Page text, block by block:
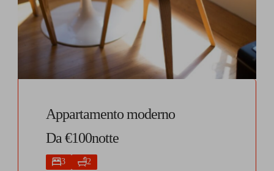
Appartamento moderno
Da €100notte
3 2